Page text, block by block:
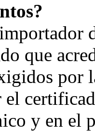
que
por
el
y en el